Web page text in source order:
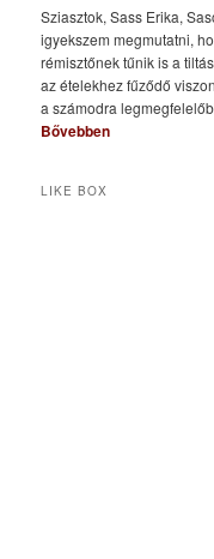
Sziasztok, Sass Erika,
igyekszem megmutatni,
rémisztőnek tűnik is a
az ételekhez fűződő
a számodra
Bővebben
LIKE BOX